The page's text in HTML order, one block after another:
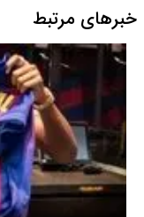
خبرهای مرتبط